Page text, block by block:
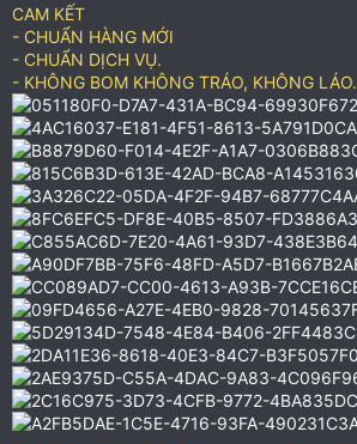
CAM KẾT
- CHUẨN HÀNG MỚI
- CHUẨN DỊCH VỤ.
- KHÔNG BOM KHÔNG TRÁO, KHÔNG LÁO.